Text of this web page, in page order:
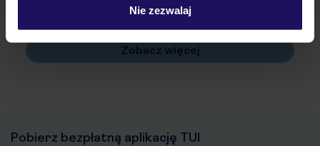
Nie zezwalaj
Na jakiej podstawie i gdzie otrzymam karty
Zobacz więcej
Pobierz bezpłatną aplikację TUI